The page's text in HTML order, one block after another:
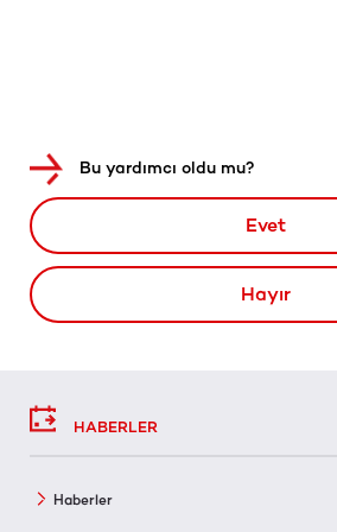
Bu yardımcı oldu mu?
Evet
Hayır
HABERLER
Haberler